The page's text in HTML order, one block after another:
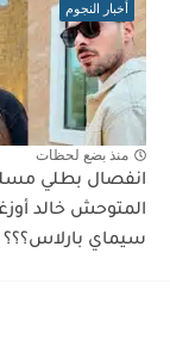
أخبار النجوم
منذ بضع لحظات
انفصال بطلي
المتوحش خالد
سيماي بارلاس؟؟؟